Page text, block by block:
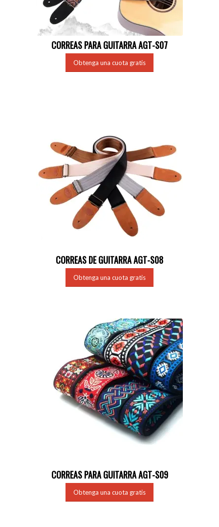
CORREAS PARA GUITARRA AGT-S07
Obtenga una cuota gratis
CORREAS DE GUITARRA AGT-S08
Obtenga una cuota gratis
CORREAS PARA GUITARRA AGT-S09
Obtenga una cuota gratis